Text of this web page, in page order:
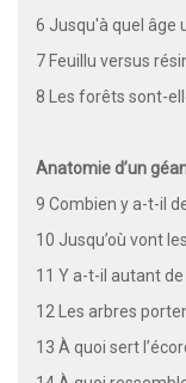
6 Jusqu'à quel âge
7 Feuillu versus
8 Les forêts sont-
Anatomie d’un
9 Combien y a-t-il
10 Jusqu’où vont
11 Y a-t-il autant
12 Les arbres
13 À quoi sert